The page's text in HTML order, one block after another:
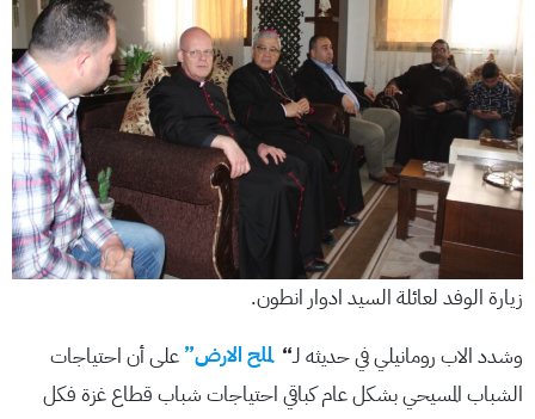
زيارة الوفد لعائلة السيد ادوار انطون.
وشدد الاب رومانيلي في حديثه لـ“ لملح الارض” على أن احتياجات
الشباب المسيحي بشكل عام كباقي احتياجات شباب قطاع غزة فكل